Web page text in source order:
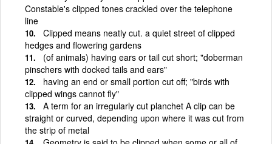
Constable's clipped tones crackled over the telephone
line
Clipped means neatly cut. a quiet street of clipped
hedges and flowering gardens
(of animals) having ears or tail cut short; "doberman
pinschers with docked tails and ears"
having an end or small portion cut off; "birds with
clipped wings cannot fly"
A term for an irregularly cut planchet A clip can be
straight or curved, depending upon where it was cut from
the strip of metal